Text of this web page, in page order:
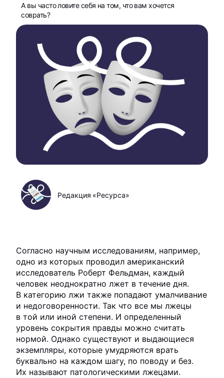
А вы часто ловите себя на том, что вам хочется
соврать?
Редакция «Ресурса»
Согласно научным исследованиям, например,
одно из которых проводил американский
исследователь Роберт Фельдман, каждый
человек неоднократно лжет в течение дня.
В категорию лжи также попадают умалчивание
и недоговоренности. Так что все мы лжецы
в той или иной степени. И определенный
уровень сокрытия правды можно считать
нормой. Однако существуют и выдающиеся
экземпляры, которые умудряются врать
буквально на каждом шагу, по поводу и без.
Их называют патологическими лжецами.